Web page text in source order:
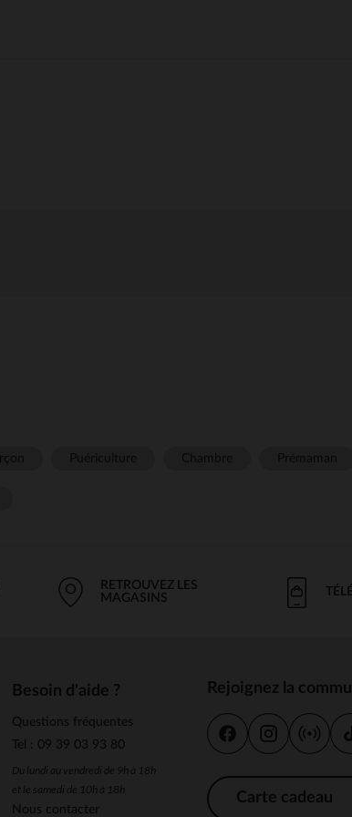
RETROUVEZ LES
MAGASINS
Besoin d'aide ?
Questions fréquentes
Tel : 09 39 03 93 80
Du lundi au vendredi de 9h à 18h
et le samedi de 10h à 18h
Nous contacter
Rejoignez la
Carte cadeau